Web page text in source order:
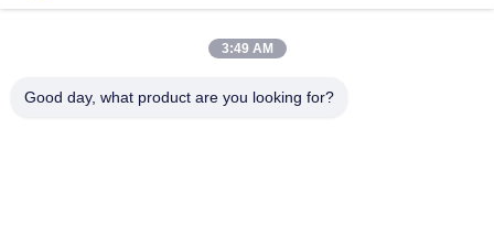
120V/240V ভোল্টেজ এয়ার কম্প্রেসার হেড 2 সিলিন্ডার এবং 0.8Mpa/115psi চাপ
3:49 AM
Good day, what product are you looking for?